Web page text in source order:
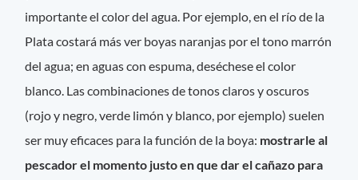
importante el color del agua. Por ejemplo, en el río de la
Plata costará más ver boyas naranjas por el tono marrón
del agua; en aguas con espuma, deséchese el color
blanco. Las combinaciones de tonos claros y oscuros
(rojo y negro, verde limón y blanco, por ejemplo) suelen
ser muy eficaces para la función de la boya: mostrarle al
pescador el momento justo en que dar el cañazo para